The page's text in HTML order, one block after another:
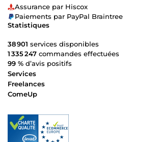
Assurance par Hiscox
Paiements par PayPal Braintree
Statistiques
38 901 services disponibles
1 335 247 commandes effectuées
99 % d’avis positifs
Services
Freelances
ComeUp